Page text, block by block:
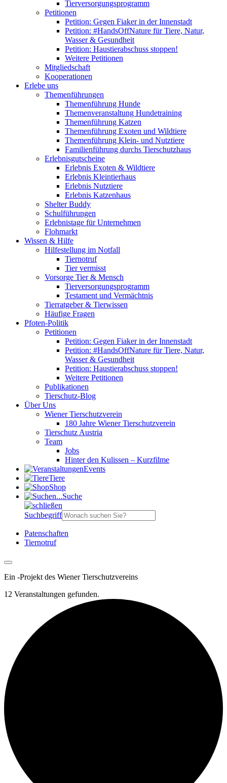
Tierversorgungsprogramm
Petitionen
Petition: Gegen Fiaker in der Innenstadt
Petition: #HandsOffNature für Tiere, Natur,
Wasser & Gesundheit
Petition: Haustierabschuss stoppen!
Weitere Petitionen
Mitgliedschaft
Kooperationen
Erlebe uns
Themenführungen
Themenführung Hunde
Themenveranstaltung Hundetraining
Themenführung Katzen
Themenführung Exoten und Wildtiere
Themenführung Klein- und Nutztiere
Familienführung durchs Tierschutzhaus
Erlebnisgutscheine
Erlebnis Exoten & Wildtiere
Erlebnis Kleintierhaus
Erlebnis Nutztiere
Erlebnis Katzenhaus
Shelter Buddy
Schulführungen
Erlebnistage für Unternehmen
Flohmarkt
Wissen & Hilfe
Hilfestellung im Notfall
Tiernotruf
Tier vermisst
Vorsorge Tier & Mensch
Tierversorgungsprogramm
Testament und Vermächtnis
Tierratgeber & Tierwissen
Häufige Fragen
Pfoten-Politik
Petitionen
Petition: Gegen Fiaker in der Innenstadt
Petition: #HandsOffNature für Tiere, Natur,
Wasser & Gesundheit
Petition: Haustierabschuss stoppen!
Weitere Petitionen
Publikationen
Tierschutz-Blog
Über Uns
Wiener Tierschutzverein
180 Jahre Wiener Tierschutzverein
Tierschutz Austria
Team
Jobs
Hinter den Kulissen – Kurzfilme
Events
Tiere
Shop
Suche
Suchbegriff
Patenschaften
Tiernotruf
Ein -Projekt des Wiener Tierschutzvereins
12 Veranstaltungen gefunden.